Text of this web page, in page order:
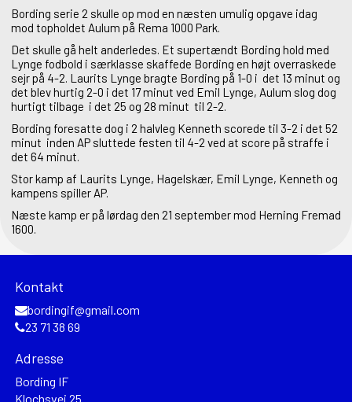
Bording serie 2 skulle op mod en næsten umulig opgave idag
mod topholdet Aulum på Rema 1000 Park.
Det skulle gå helt anderledes. Et supertændt Bording hold med
Lynge fodbold i særklasse skaffede Bording en højt overraskede
sejr på 4-2. Laurits Lynge bragte Bording på 1-0 i det 13 minut og
det blev hurtig 2-0 i det 17 minut ved Emil Lynge, Aulum slog dog
hurtigt tilbage i det 25 og 28 minut til 2-2.
Bording foresatte dog i 2 halvleg Kenneth scorede til 3-2 i det 52
minut inden AP sluttede festen til 4-2 ved at score på straffe i
det 64 minut.
Stor kamp af Laurits Lynge, Hagelskær, Emil Lynge, Kenneth og
kampens spiller AP.
Næste kamp er på lørdag den 21 september mod Herning Fremad
1600.
Kontakt
bordingif@gmail.com
23 71 38 69
Adresse
Bording IF
Klochsvej 25